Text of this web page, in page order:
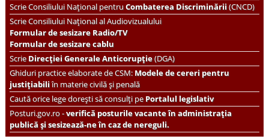
ScrieConsiliului Național pentruCombaterea Discriminării(CNCD)
Scrie Consiliului Național al Audiovizualului
Formular de sesizare Radio/TV
Formular de sesizare cablu
ScrieDirecției Generale Anticorupție(DGA)
Ghiduri practice elaborate de CSM: Modele de cereri pentru
justițiabiliîn materie civilă și penală
Caută orice lege dorești să consulți pePortalul legislativ
Posturi.gov.ro -verifică posturile vacante în administrația
publică și sesizează-ne în caz de nereguli.